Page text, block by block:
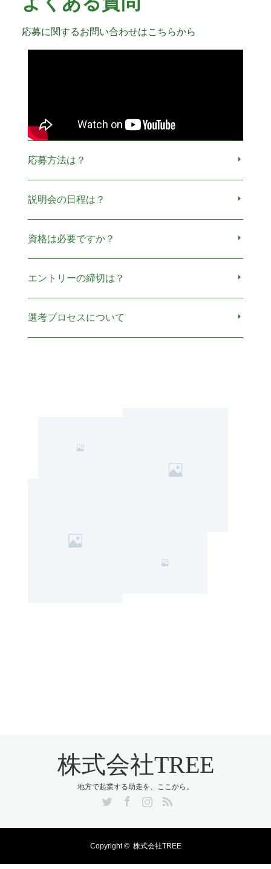
応募に関するお問い合わせはこちらから
応募方法は？
説明会の日程は？
資格は必要ですか？
エントリーの締切は？
選考プロセスについて
株式会社TREE
地方で起業する助走を、ここから。
Copyright © 株式会社TREE